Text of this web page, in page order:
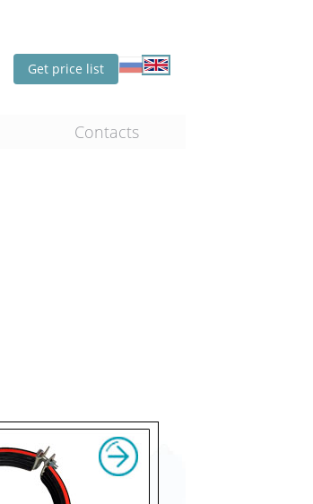
Get price list
Contacts